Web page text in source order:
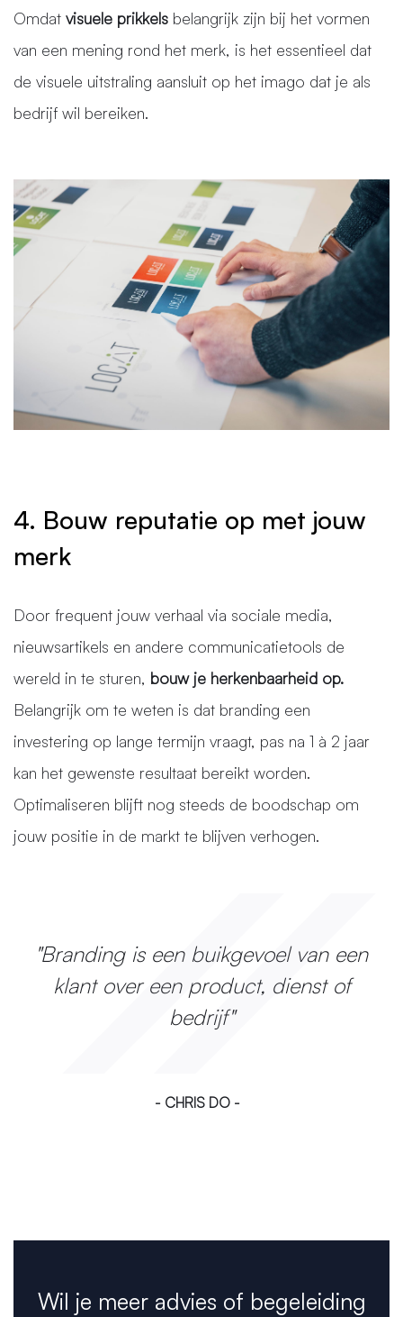
Omdat visuele prikkels belangrijk zijn bij het vormen
van een mening rond het merk, is het essentieel dat
de visuele uitstraling aansluit op het imago dat je als
bedrijf wil bereiken.
4. Bouw reputatie op met jouw
merk
Door frequent jouw verhaal via sociale media,
nieuwsartikels en andere communicatietools de
wereld in te sturen, bouw je herkenbaarheid op.
Belangrijk om te weten is dat branding een
investering op lange termijn vraagt, pas na 1 à 2 jaar
kan het gewenste resultaat bereikt worden.
Optimaliseren blijft nog steeds de boodschap om
jouw positie in de markt te blijven verhogen.
"Branding is een buikgevoel van een
klant over een product, dienst of
bedrijf"
- CHRIS DO -
Wil je meer advies of begeleiding